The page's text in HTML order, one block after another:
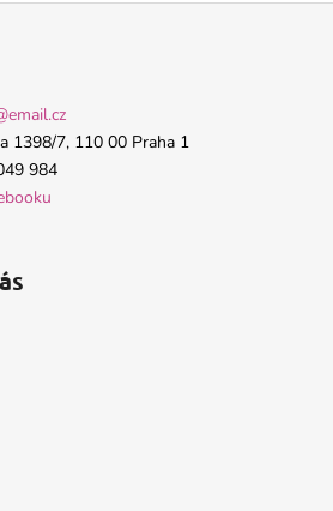
email.cz
1398/7, 110 00 Praha 1
984